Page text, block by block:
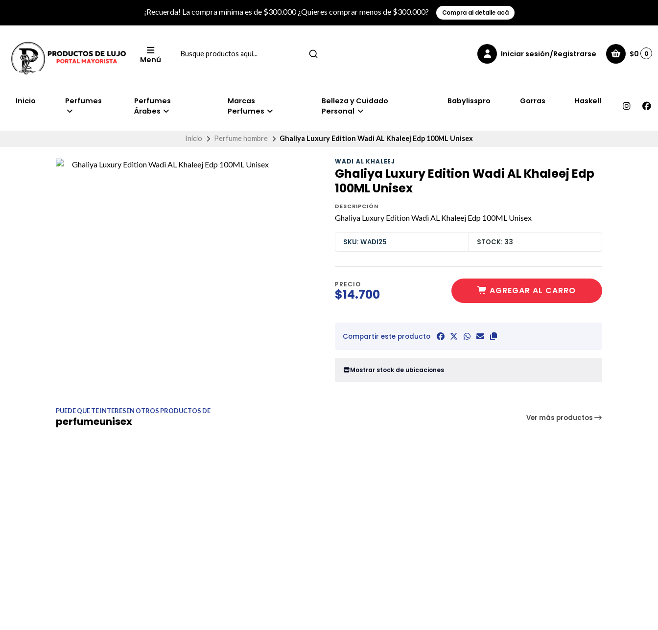
¡Recuerda! La compra mínima es de $300.000 ¿Quieres comprar menos de $300.000? Compra al detalle acá
Menú
Iniciar sesión/Registrarse $0 0
Inicio Perfumes
Perfumes
Árabes
Marcas
Perfumes
Belleza y Cuidado
Personal
Babylisspro Gorras Haskell
Inicio Perfume hombre Ghaliya Luxury Edition Wadi AL Khaleej Edp 100ML Unisex
WADI AL KHALEEJ
Ghaliya Luxury Edition Wadi AL Khaleej Edp
100ML Unisex
DESCRIPCIÓN
Ghaliya Luxury Edition Wadi AL Khaleej Edp 100ML Unisex
SKU: WADI25 STOCK: 33
PRECIO
$14.700 AGREGAR AL CARRO
Compartir este producto
Mostrar stock de ubicaciones
PUEDE QUE TE INTERESEN OTROS PRODUCTOS DE
perfumeunisex Ver más productos